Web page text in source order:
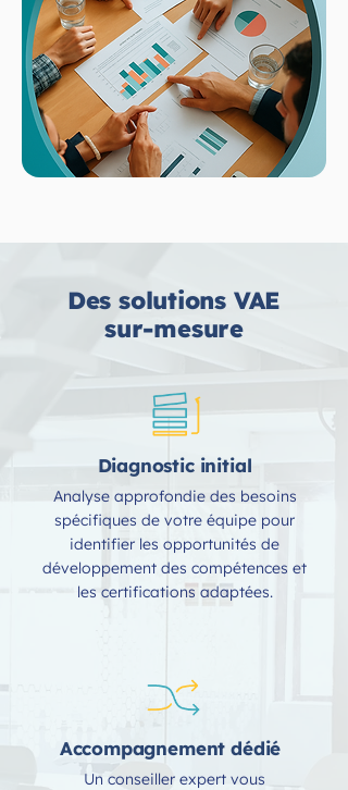
Des solutions VAE
sur-mesure
Diagnostic initial
Analyse approfondie des besoins
spécifiques de votre équipe pour
identifier les opportunités de
développement des compétences et
les certifications adaptées.
Accompagnement dédié
Un conseiller expert vous